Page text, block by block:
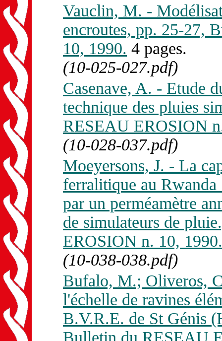
Vauclin, M. -
encroutes, pp. 25-27,
10, 1990. 4 pages.
(10-025-027.pdf)
Casenave, A. - Etude
technique des pluies
RESEAU EROSION
(10-028-037.pdf)
Moeyersons, J. - La
ferralitique au Rwanda
par un perméamètre
de simulateurs de
EROSION n. 10, 1990.
(10-038-038.pdf)
Bufalo, M.; Oliveros,
l'échelle de ravines
B.V.R.E. de St Génis